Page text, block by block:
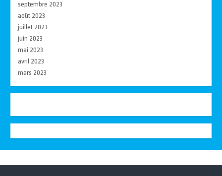
septembre 2023
août 2023
juillet 2023
juin 2023
mai 2023
avril 2023
mars 2023